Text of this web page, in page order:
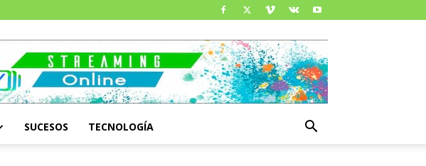
SUCESOS TECNOLOGÍA